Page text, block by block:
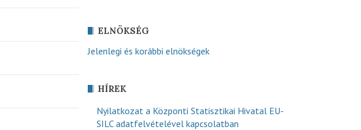
ELNÖKSÉG
Jelenlegi és korábbi elnökségek
HÍREK
Nyilatkozat a Központi Statisztikai Hivatal EU-
SILC adatfelvételével kapcsolatban